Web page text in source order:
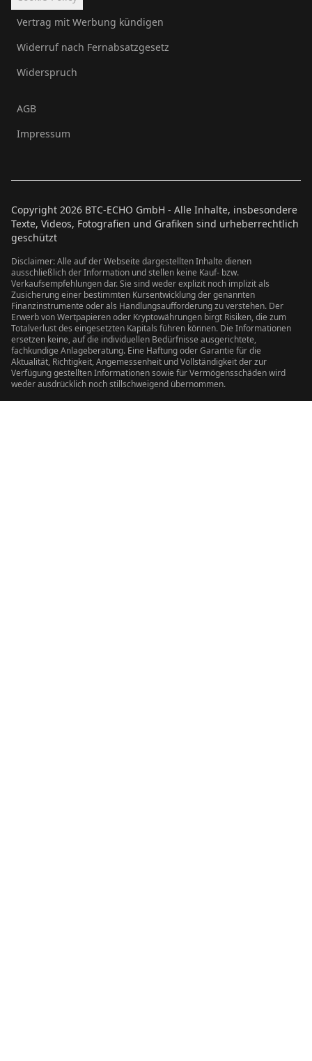
Vertrag mit Werbung kündigen
Widerruf nach Fernabsatzgesetz
Widerspruch
AGB
Impressum
Copyright 2026 BTC-ECHO GmbH - Alle Inhalte, insbesondere
Texte, Videos, Fotografien und Grafiken sind urheberrechtlich
geschützt
Disclaimer: Alle auf der Webseite dargestellten Inhalte dienen
ausschließlich der Information und stellen keine Kauf- bzw.
Verkaufsempfehlungen dar. Sie sind weder explizit noch implizit als
Zusicherung einer bestimmten Kursentwicklung der genannten
Finanzinstrumente oder als Handlungsaufforderung zu verstehen. Der
Erwerb von Wertpapieren oder Kryptowährungen birgt Risiken, die zum
Totalverlust des eingesetzten Kapitals führen können. Die Informationen
ersetzen keine, auf die individuellen Bedürfnisse ausgerichtete,
fachkundige Anlageberatung. Eine Haftung oder Garantie für die
Aktualität, Richtigkeit, Angemessenheit und Vollständigkeit der zur
Verfügung gestellten Informationen sowie für Vermögensschäden wird
weder ausdrücklich noch stillschweigend übernommen.